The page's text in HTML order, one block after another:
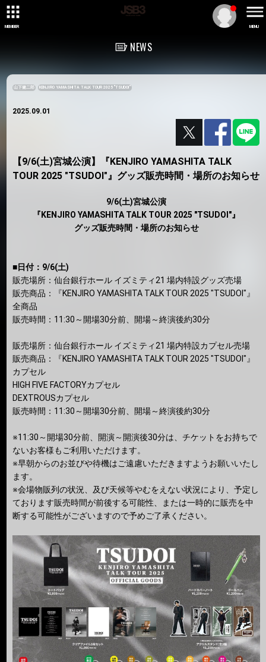
MEMBER MENU
NEWS
山下健二郎 KENJIRO YAMASHITA TALK TOUR 2025 "TSUDOI"
2025.09.01
【9/6(土)宮城公演】『KENJIRO YAMASHITA TALK
TOUR 2025 "TSUDOI"』グッズ販売時間・場所のお知らせ
9/6(土)宮城公演
『KENJIRO YAMASHITA TALK TOUR 2025 "TSUDOI"』
グッズ販売時間・場所のお知らせ
■日付：9/6(土)
販売場所：仙台銀行ホール イズミティ21 場内特設グッズ売場
販売商品：『KENJIRO YAMASHITA TALK TOUR 2025 "TSUDOI"』
全商品
販売時間：11:30～開場30分前、開場～終演後約30分
販売場所：仙台銀行ホール イズミティ21 場内特設カプセル売場
販売商品：『KENJIRO YAMASHITA TALK TOUR 2025 "TSUDOI"』
カプセル
HIGH FIVE FACTORYカプセル
DEXTROUSカプセル
販売時間：11:30～開場30分前、開場～終演後約30分
※11:30～開場30分前、開演～開演後30分は、チケットをお持ちで
ないお客様もご利用いただけます。
※早朝からのお並びや待機はご遠慮いただきますようお願いいたし
ます。
※会場物販列の状況、及び天候等やむをえない状況により、予定し
ております販売時間が前後する可能性、または一時的に販売を中
断する可能性がございますので予めご了承ください。